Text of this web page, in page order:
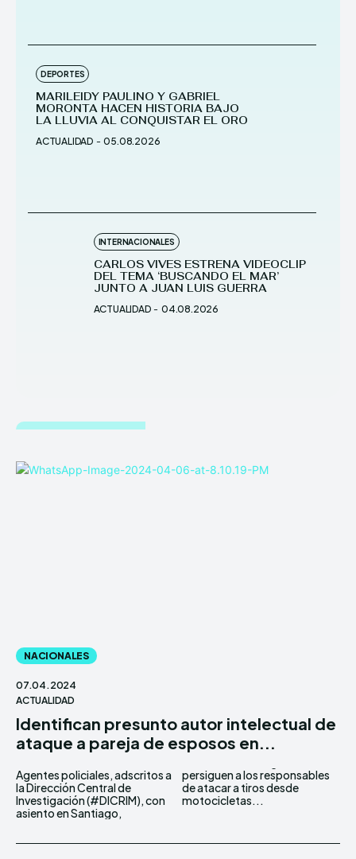
DEPORTES
MARILEIDY PAULINO Y GABRIEL
MORONTA HACEN HISTORIA BAJO
LA LLUVIA AL CONQUISTAR EL ORO
ACTUALIDAD - 05.08.2026
INTERNACIONALES
CARLOS VIVES ESTRENA VIDEOCLIP
DEL TEMA ‘BUSCANDO EL MAR’
JUNTO A JUAN LUIS GUERRA
ACTUALIDAD - 04.08.2026
NACIONALES
07.04.2024
ACTUALIDAD
Identifican presunto autor intelectual de
ataque a pareja de esposos en...
Agentes policiales, adscritos a
la Dirección Central de
Investigación (#DICRIM), con
asiento en Santiago,
persiguen a los responsables
de atacar a tiros desde
motocicletas...